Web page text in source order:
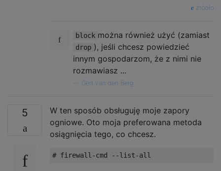
źródło
block można również użyć (zamiast
drop ), jeśli chcesz powiedzieć
innym gospodarzom, że z nimi nie
rozmawiasz ...
Gert van den Berg
5
W ten sposób obsługuję moje zapory
ogniowe. Oto moja preferowana metoda
osiągnięcia tego, co chcesz.